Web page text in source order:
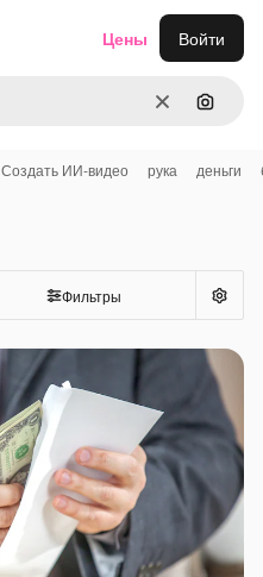
ОчиститьПоиск
Цены Войти
Создать ИИ-видео рука деньги
Фильтры